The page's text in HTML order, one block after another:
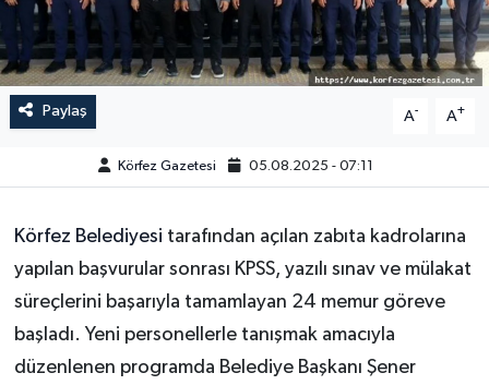
Paylaş A- A+
Körfez Gazetesi 05.08.2025 - 07:11
Körfez Belediyesi tarafından açılan zabıta kadrolarına
yapılan başvurular sonrası KPSS, yazılı sınav ve mülakat
süreçlerini başarıyla tamamlayan 24 memur göreve
başladı. Yeni personellerle tanışmak amacıyla
düzenlenen programda Belediye Başkanı Şener